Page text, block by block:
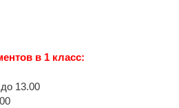
в 1 класс:
13.00